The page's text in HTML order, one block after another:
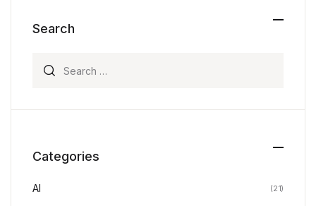
Search
Categories
AI (21)